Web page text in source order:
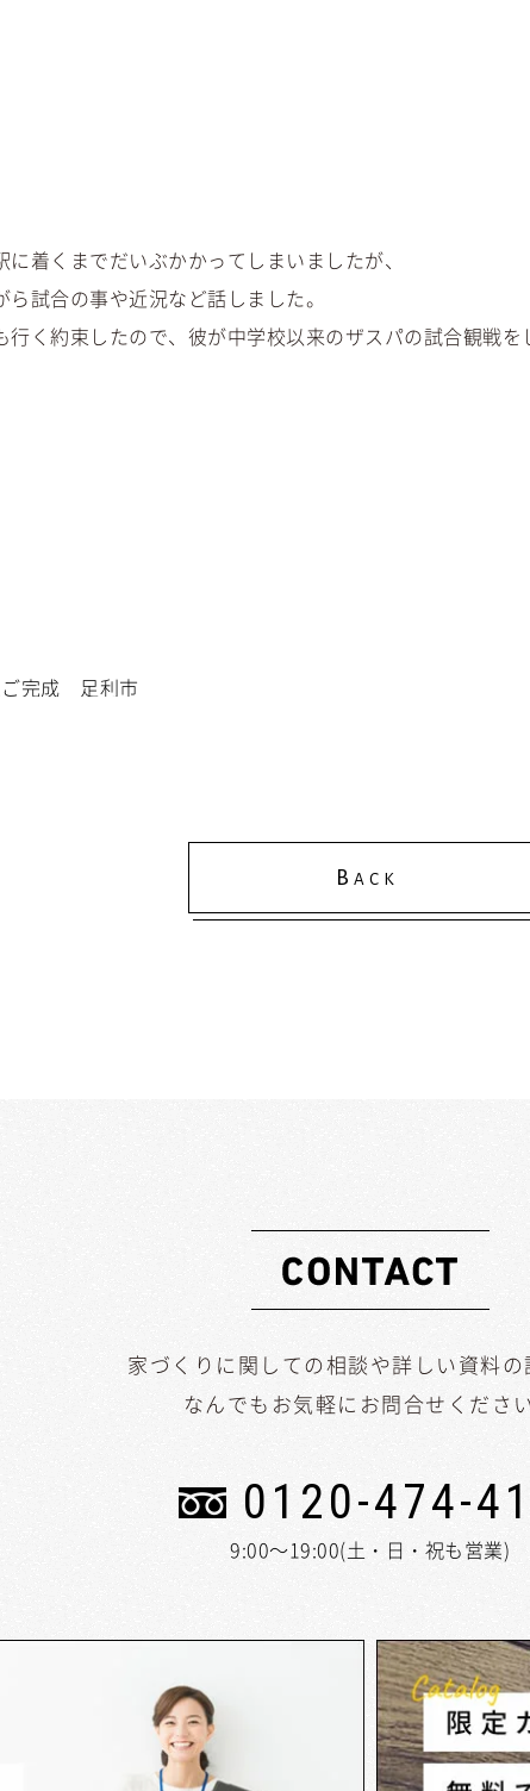
着くまでだいぶかかってしまいましたが、
試合の事や近況など話しました。
く約束したので、彼が中学校以来のザスパの試合観戦を
完成 足利市
B ACK
家づくりに関しての相談や詳しい資料の
なんでもお気軽にお問合せください
0120-474-
9:00～19:00(土・日・祝も営業)